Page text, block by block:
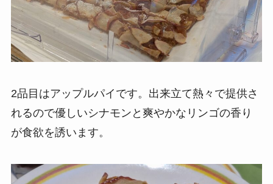
2品目はアップルパイです。出来立て熱々で提供さ
れるので優しいシナモンと爽やかなリンゴの香り
が食欲を誘います。